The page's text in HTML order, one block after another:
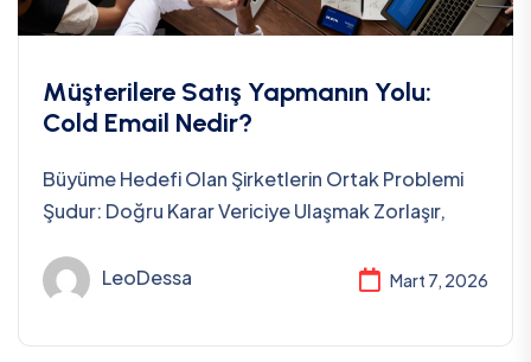
Müşterilere Satış Yapmanın Yolu:
Cold Email Nedir?
Büyüme Hedefi Olan Şirketlerin Ortak Problemi
Şudur: Doğru Karar Vericiye Ulaşmak Zorlaşır,
LeoDessa Mart 7, 2026